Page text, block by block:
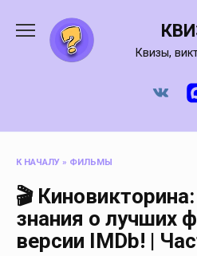
содержанию
Квизы,
К НАЧАЛУ » ФИЛЬМЫ
🎬
знания о лучших
версии IMDb! |